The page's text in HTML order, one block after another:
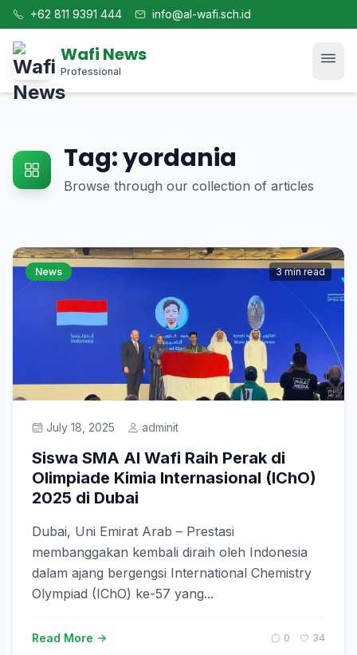
+62 811 9391 444 info@al-wafi.sch.id
Wafi News
Professional
News
Blog
Kajian
Tag: yordania
Browse through our collection of articles
News 3 min read
July 18, 2025 adminit
Siswa SMA Al Wafi Raih Perak di
Olimpiade Kimia Internasional (IChO)
2025 di Dubai
Dubai, Uni Emirat Arab – Prestasi
membanggakan kembali diraih oleh Indonesia
dalam ajang bergengsi International Chemistry
Olympiad (IChO) ke-57 yang...
Read More 0 34